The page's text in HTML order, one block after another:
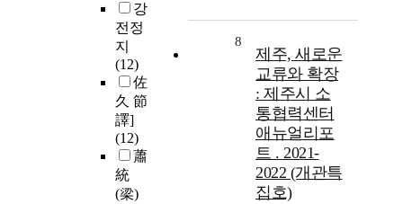
강
전정
지
(12)
佐
久 節
譯]
(12)
蕭
統
(梁)
8
제주, 새로운
교류와 확장
: 제주시 소
통협력센터
애뉴얼리포
트 . 2021-
2022 (개관특
집호)